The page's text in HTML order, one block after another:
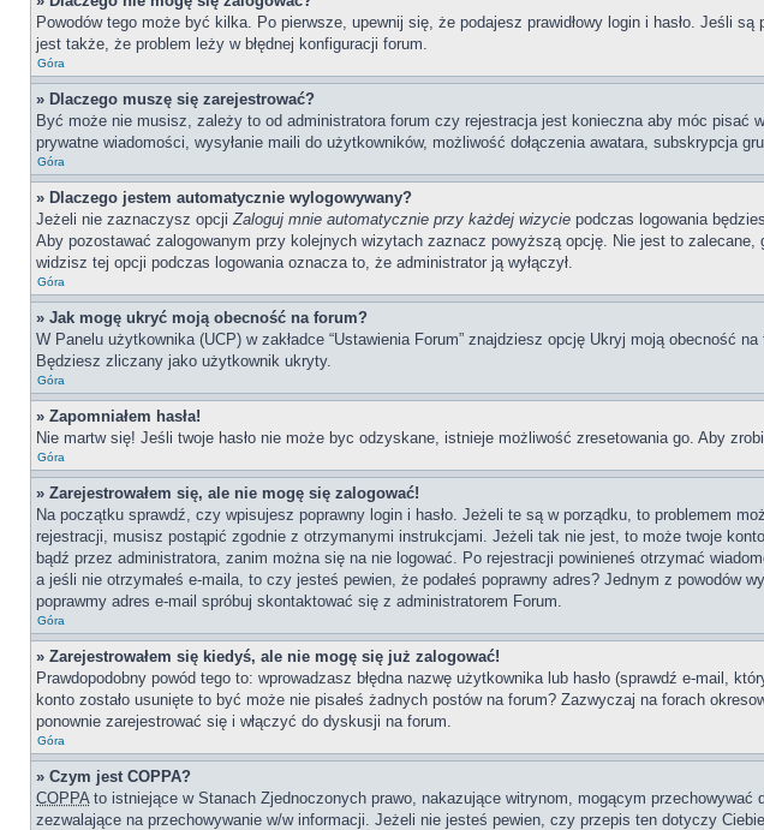
Powodów tego może być kilka. Po pierwsze, upewnij się, że podajesz prawidłowy login i hasło. Jeśli
jest także, że problem leży w błędnej konfiguracji forum.
Góra
» Dlaczego muszę się zarejestrować?
Być może nie musisz, zależy to od administratora forum czy rejestracja jest konieczna aby móc
prywatne wiadomości, wysyłanie maili do użytkowników, możliwość dołączenia awatara, subskrypcja
Góra
» Dlaczego jestem automatycznie wylogowywany?
Jeżeli nie zaznaczysz opcjiZaloguj mnie automatycznie przy każdej wizycie podczas logowania
Aby pozostawać zalogowanym przy kolejnych wizytach zaznacz powyższą opcję. Nie jest to
widzisz tej opcji podczas logowania oznacza to, że administrator ją wyłączył.
Góra
» Jak mogę ukryć moją obecność na forum?
W Panelu użytkownika (UCP) w zakładce “Ustawienia Forum” znajdziesz opcję Ukryj moją obecność
Będziesz zliczany jako użytkownik ukryty.
Góra
» Zapomniałem hasła!
Nie martw się! Jeśli twoje hasło nie może byc odzyskane, istnieje możliwość zresetowania go. Aby
Góra
» Zarejestrowałem się, ale nie mogę się zalogować!
Na początku sprawdź, czy wpisujesz poprawny login i hasło. Jeżeli te są w porządku, to problemem
rejestracji, musisz postąpić zgodnie z otrzymanymi instrukcjami. Jeżeli tak nie jest, to może twoje
bądź przez administratora, zanim można się na nie logować. Po rejestracji powinieneś otrzymać
a jeśli nie otrzymałeś e-maila, to czy jesteś pewien, że podałeś poprawny adres? Jednym z powodów
poprawmy adres e-mail spróbuj skontaktować się z administratorem Forum.
Góra
» Zarejestrowałem się kiedyś, ale nie mogę się już zalogować!
Prawdopodobny powód tego to: wprowadzasz błędna nazwę użytkownika lub hasło (sprawdź e-mail,
konto zostało usunięte to być może nie pisałeś żadnych postów na forum? Zazwyczaj na forach
ponownie zarejestrować się i włączyć do dyskusji na forum.
Góra
» Czym jest COPPA?
COPPAto istniejące w Stanach Zjednoczonych prawo, nakazujące witrynom, mogącym przechowywać
zezwalające na przechowywanie w/w informacji. Jeżeli nie jesteś pewien, czy przepis ten dotyczy